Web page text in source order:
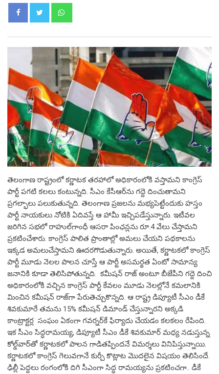
తెలంగాణ రాష్ట్రంలో క‌ర్ణాట‌క త‌ర‌హాలో అధికారంలోకి వ‌స్తామ‌ని కాంగ్రెస్
పార్టీ ప‌గ‌టి క‌ల‌లు కంటున్న‌ది. సీఎం కేసీఆర్‌ను గ‌ద్దె దించుతామ‌ని
ప్ర‌గ‌ల్భాలు ప‌లుకుతున్న‌ది. తెలంగాణ ప్ర‌జ‌ల‌ను మ‌భ్య‌పెట్టేందుకు హ‌స్తం
పార్టీ నాయ‌కులు నోటికి ఏదివ‌స్తే ఆ హామీ ఇచ్చిప‌డేస్తున్నారు. ఇటీవ‌ల
జ‌రిగిన స‌భ‌లో రాహుల్‌గాంధీ ఆస‌రా పింఛ‌న్ల‌ను రూ.4 వేలు చేస్తామ‌ని
ప్ర‌క‌టించేశారు. కాంగ్రెస్ పాలిత ప్రాంతాల్లో అమ‌లు చేయ‌ని ప‌థ‌కాల‌ను
ఇక్క‌డ అమ‌లుచేస్తామ‌ని ఊద‌ర‌గొడుతున్నారు. అయితే, క‌ర్ణాట‌క‌లో కాంగ్రెస్
పార్టీ మూడు నెల‌ల పాల‌న చూస్తే ఆ పార్టీ అస‌మ‌ర్థ‌త ఏంటో సామాన్య
జ‌నానికి కూడా తెలిసిపోతున్న‌ది. క‌మీష‌న్ రాజ్ అంటూ బీజేపీని గ‌ద్దె దించి
అధికారంలోకి వ‌చ్చిన కాంగ్రెస్ పార్టీ కేవ‌లం మూడు నెల‌ల్లోనే క‌మ‌లానికి
మించిన క‌మీష‌న్ రాజ్‌గా పేరుతెచ్చుకొన్న‌ది. ఆ రాష్ట్ర డిప్యూటీ సీఎం డీకే
శివకుమారే తమను 15% కమీషన్‌ డిమాండ్‌ చేస్తున్నారని అక్క‌డి
కాంట్రాక్ట‌ర్ల సంఘం ఏకంగా గవర్నర్‌కే ఫిర్యాదు చేయ‌డం క‌ల‌క‌లం రేపింది.
ఇక సీఎం సిద్ధ‌రామ‌య్య‌, డిప్యూటీ సీఎం డీకే శివ‌కుమార్ మ‌ధ్య న‌డుస్తున్న
కోల్డ్‌వార్‌తో క‌ర్ణాట‌క‌లో పాల‌న గాడిత‌ప్పింద‌నే విమ‌ర్శ‌లు వినిపిస్తున్నాయి.
క‌ర్ణాట‌క‌లో కాంగ్రెస్ గెలువ‌గానే కుర్చీ కొట్లాట మొద‌లైన విష‌యం తెలిసిందే.
ఢిల్లీ పెద్ద‌లు రంగంలోకి దిగి సీఎంగా సిద్ధ రామ‌య్య‌ను ప్ర‌క‌టించ‌గా.. డీకే